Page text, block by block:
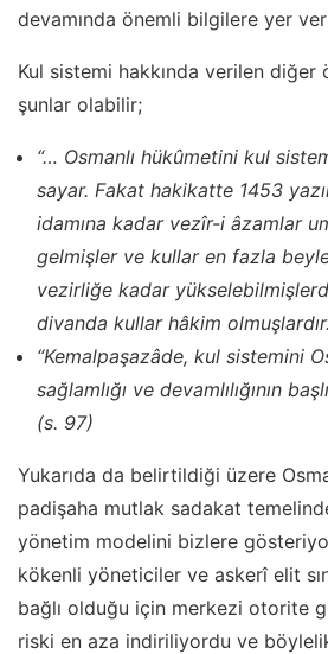
devamında önemli bilgilere yer
Kul sistemi hakkında verilen diğer
şunlar olabilir;
“… Osmanlı hükûmetini kul
sayar. Fakat hakikatte 1453
idamına kadar vezîr-i âzamlar
gelmişler ve kullar en fazla
vezirliğe kadar
divanda kullar hâkim
“Kemalpaşazâde, kul sistemini
sağlamlığı ve devamlılığının
(s. 97)
Yukarıda da belirtildiği üzere
padişaha mutlak sadakat
yönetim modelini bizlere
kökenli yöneticiler ve askerî elit
bağlı olduğu için merkezi otorite
riski en aza indiriliyordu ve